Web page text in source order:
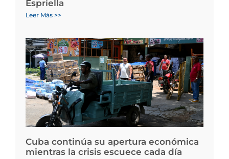
Espriella
Leer Más >>
Cuba continúa su apertura económica
mientras la crisis escuece cada día